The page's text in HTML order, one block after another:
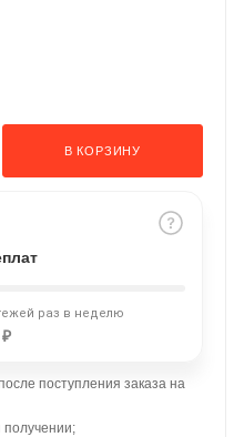
В КОРЗИНУ
раз в неделю
поступления заказа на
25